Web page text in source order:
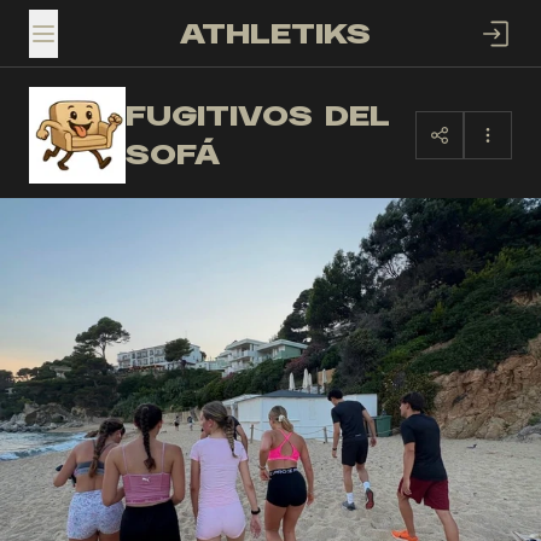
TOGGLE MENUATHLETIKS
FD
FUGITIVOS DEL
SOFÁ